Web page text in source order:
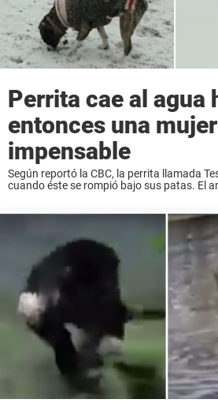
Perrita cae al agua
entonces una
impensable
Según reportó la CBC, la perrita llamada
cuando éste se rompió bajo sus patas. El